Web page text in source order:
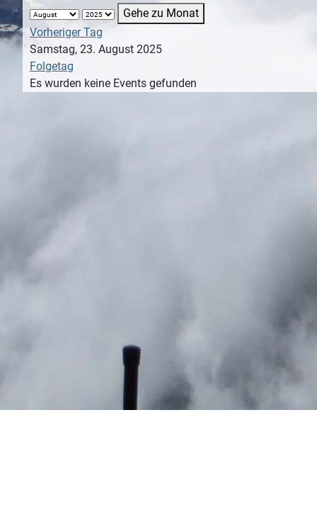
Gehe zu Monat
Vorheriger Tag
Samstag, 23. August 2025
Folgetag
Es wurden keine Events gefunden